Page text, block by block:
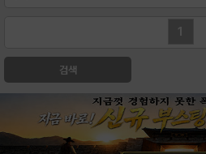
1
검색